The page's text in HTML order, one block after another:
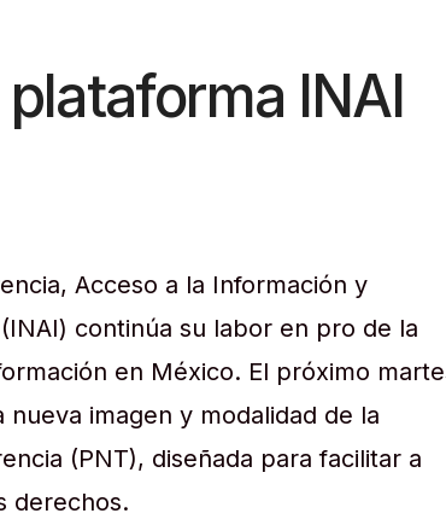
INAI
Acceso a la Información y
continúa su labor en pro de la
en México. El próximo
imagen y modalidad de la
(PNT), diseñada para facilitar a
derechos.